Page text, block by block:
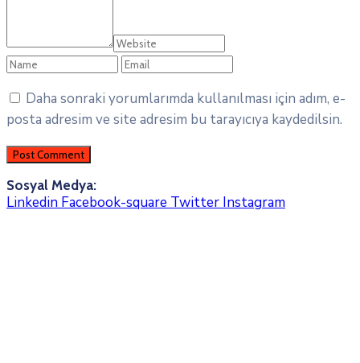
Daha sonraki yorumlarımda kullanılması için adım, e-
posta adresim ve site adresim bu tarayıcıya kaydedilsin.
Sosyal Medya:
Linkedin Facebook-square Twitter Instagram